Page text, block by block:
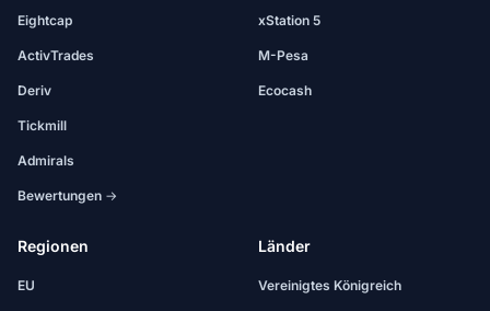
Eightcap
ActivTrades
Deriv
Tickmill
Admirals
Bewertungen →
xStation 5
M-Pesa
Ecocash
Regionen
EU
Länder
Vereinigtes Königreich